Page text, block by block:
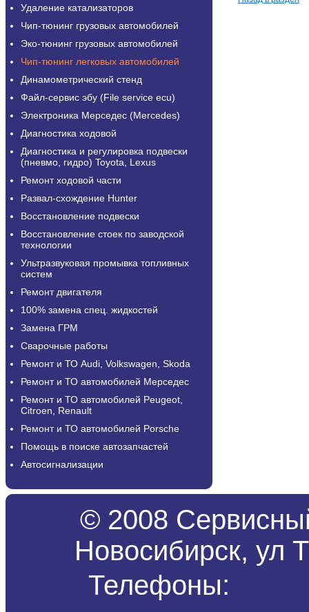
Удаление катализаторов
Чип-тюнинг грузовых автомобилей
Эко-тюнинг грузовых автомобилей
Чип-тюнинг легковых автомобилей
Динамометрический стенд
Файл-сервис эбу (File service ecu)
Электроника Мерседес (Mercedes)
Диагностика ходовой
Диагностика и регулировка подвески
(пневмо, гидро) Toyota, Lexus
Ремонт ходовой части
Развал-схождение Hunter
Восстановление подвески
Восстановление стоек по заводской
технологии
Ультразвуковая промывка топливных
систем
Ремонт двигателя
100% замена спец. жидкостей
Замена ГРМ
Сварочные работы
Ремонт и ТО Audi, Volkswagen, Skoda
Ремонт и ТО автомобилей Мерседес
Ремонт и ТО автомобилей Peugeot,
Citroen, Renault
Ремонт и ТО автомобилей Porsche
Помощь в поиске автозапчастей
Автосигнализации
© 2008
Новосибирск, ул
Телефоны: